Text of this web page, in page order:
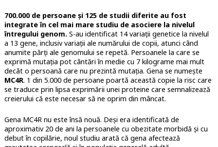
700.000 de persoane și 125 de studii diferite au fost
integrate în cel mai mare studiu de asociere la nivelul
întregului genom.S-au identificat 14 variații genetice la nivelul
a 13 gene, inclusiv variații ale numărului de copii, atunci când
anumite părți ale genomului se repetă. Persoanele la care se
exprimă mutația pot cântări în medie cu 7 kilograme mai mult
decât o persoană care nu prezintă mutația. Gena se numește
MC4R. 1 din 5.000 de persoane poartă această copie la risc care
se traduce prin lipsa exprimării unei proteine care semnalizează
creierului că este necesar să ne oprim din mâncat.
Gena MC4R nu este însă nouă. Deși era identificată de
aproximativ 20 de ani la persoanele cu obezitate morbidă și cu
debut în copilărie, noul studiu arată că gena afectează